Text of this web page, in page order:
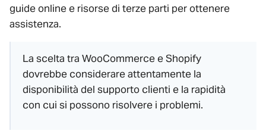
guide online e risorse di terze parti per ottenere
assistenza.
La scelta tra WooCommerce e Shopify
dovrebbe considerare attentamente la
disponibilità del supporto clienti e la rapidità
con cui si possono risolvere i problemi.